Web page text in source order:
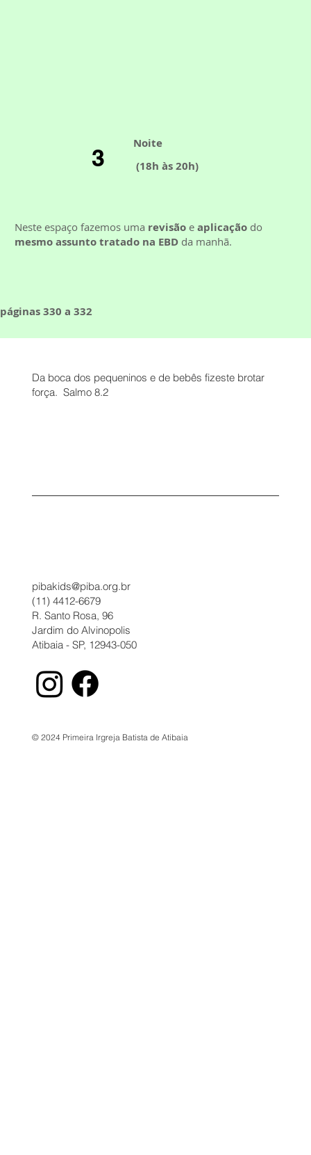
3
Noite
(18h às 20h)
Neste espaço fazemos uma revisão eaplicação do
mesmo assunto tratado na EBD da manhã.
páginas 330 a 332
Da boca dos pequeninos e de bebês fizeste brotar
força. Salmo 8.2
pibakids@piba.org.br
(11) 4412-6679
R. Santo Rosa, 96
Jardim do Alvinopolis
Atibaia - SP, 12943-050
© 2024 Primeira Irgreja Batista de Atibaia